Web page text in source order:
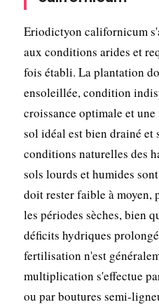
Eriodictyon californicum
aux conditions arides et
fois établi. La plantation
ensoleillée, condition
croissance optimale et
sol idéal est bien drainé et
conditions naturelles des
sols lourds et humides
doit rester faible à moyen,
les périodes sèches, bien
déficits hydriques
fertilisation n'est
multiplication s'effectue
ou par boutures semi-